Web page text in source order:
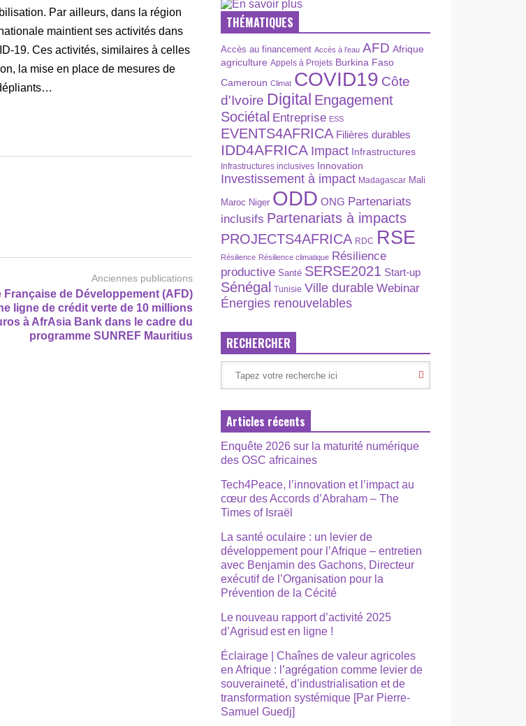
Par ailleurs, dans la région
maintient ses activités dans
19. Ces activités, similaires à celles
la mise en place de mesures de
Anciennes publications
Française de Développement (AFD)
ligne de crédit verte de 10 millions
à AfrAsia Bank dans le cadre du
programme SUNREF Mauritius
THÉMATIQUES
Accès au financement Accès à l’eau AFD Afrique
agriculture Appels à Projets Burkina Faso
Cameroun Climat COVID19 Côte
d'Ivoire Digital Engagement
Sociétal Entreprise ESS
EVENTS4AFRICA Filières durables
IDD4AFRICA Impact Infrastructures
Infrastructures inclusives Innovation
Investissement à impact Madagascar Mali
Maroc Niger ODD ONG Partenariats
inclusifs Partenariats à impacts
PROJECTS4AFRICA RDC RSE
Résilience Résilience climatique Résilience
productive Santé SERSE2021 Start-up
Sénégal Tunisie Ville durable Webinar
Énergies renouvelables
RECHERCHER
Articles récents
Enquête 2026 sur la maturité numérique
des OSC africaines
Tech4Peace, l’innovation et l’impact au
cœur des Accords d’Abraham – The
Times of Israël
La santé oculaire : un levier de
développement pour l’Afrique – entretien
avec Benjamin des Gachons, Directeur
exécutif de l’Organisation pour la
Prévention de la Cécité
Le nouveau rapport d’activité 2025
d’Agrisud est en ligne !
Éclairage | Chaînes de valeur agricoles
en Afrique : l’agrégation comme levier de
souveraineté, d’industrialisation et de
transformation systémique [Par Pierre-
Samuel Guedj]